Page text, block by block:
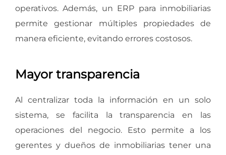
operativos. Además, un ERP para inmobiliarias
permite gestionar múltiples propiedades de
manera eficiente, evitando errores costosos.
Mayor transparencia
Al centralizar toda la información en un solo
sistema, se facilita la transparencia en las
operaciones del negocio. Esto permite a los
gerentes y dueños de inmobiliarias tener una